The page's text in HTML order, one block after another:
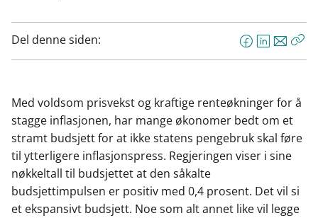
Del denne siden:
F
e
b
o
o
L
k
e
d
I
E
o
s
t
Med voldsom prisvekst og kraftige renteøkninger for å
stagge inflasjonen, har mange økonomer bedt om et
stramt budsjett for at ikke statens pengebruk skal føre
til ytterligere inflasjonspress. Regjeringen viser i sine
nøkkeltall til budsjettet at den såkalte
budsjettimpulsen er positiv med 0,4 prosent. Det vil si
et ekspansivt budsjett. Noe som alt annet like vil legge